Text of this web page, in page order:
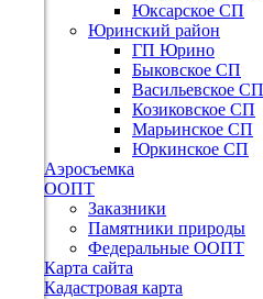
Юксарское СП
Юринский район
ГП Юрино
Быковское СП
Васильевское СП
Козиковское СП
Марьинское СП
Юркинское СП
Аэросъемка
ООПТ
Заказники
Памятники природы
Федеральные ООПТ
Карта сайта
Кадастровая карта